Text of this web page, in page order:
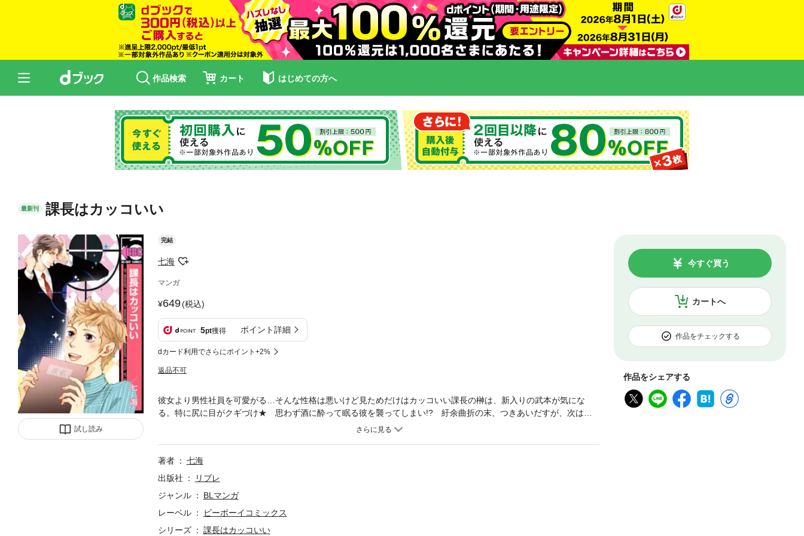
作品検索 カート はじめての方へ
最新刊 課長はカッコいい
試し読み
完結
七海
マンガ
649(税込)
5pt獲得 ポイント詳細
dカード利用でさらにポイント+2%
返品不可
カートへ
今すぐ買う
作品をチェックする
作品をシェアする
彼女より男性社員を可愛がる…そんな性格は悪いけど見ためだけはカッコいい課長の榊は、新入りの武本が気にな
る。特に尻に目がクギづけ★ 思わず酒に酔って眠る彼を襲ってしまい!? 紆余曲折の末、つきあいだすが、次はど
っちが上か下かで揉めに揉め!! そんな一筋縄ではいかない大人のらぶコメ。
著者
七海
出版社
リブレ
ジャンル
BLマンガ
レーベル
ビーボーイコミックス
シリーズ
課長はカッコいい